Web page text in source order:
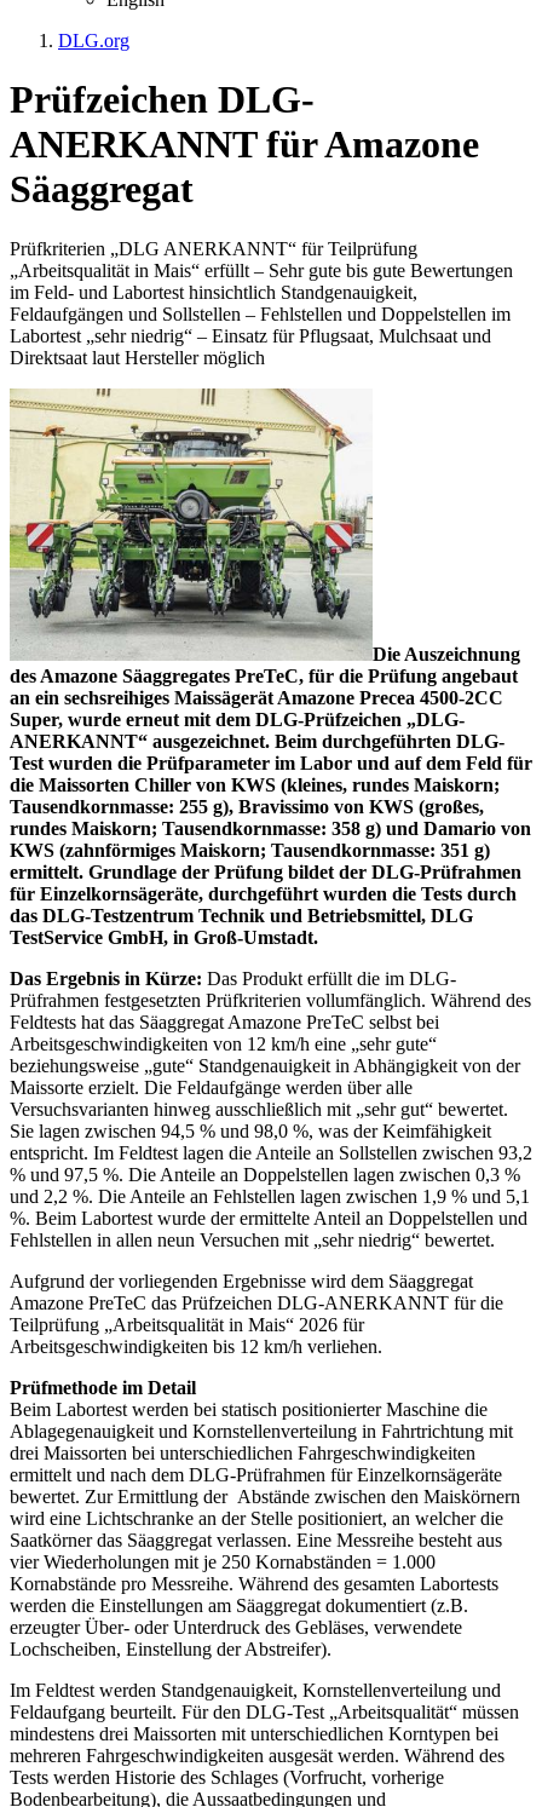
DLG.org
Prüfzeichen DLG-
ANERKANNT für Amazone
Säaggregat
Prüfkriterien „DLG ANERKANNT“ für Teilprüfung
„Arbeitsqualität in Mais“ erfüllt – Sehr gute bis gute Bewertungen
im Feld- und Labortest hinsichtlich Standgenauigkeit,
Feldaufgängen und Sollstellen – Fehlstellen und Doppelstellen im
Labortest „sehr niedrig“ – Einsatz für Pflugsaat, Mulchsaat und
Direktsaat laut Hersteller möglich
Die Auszeichnung
des Amazone Säaggregates PreTeC, für die Prüfung angebaut
an ein sechsreihiges Maissägerät Amazone Precea 4500-2CC
Super, wurde erneut mit dem DLG-Prüfzeichen „DLG-
ANERKANNT“ ausgezeichnet. Beim durchgeführten DLG-
Test wurden die Prüfparameter im Labor und auf dem Feld für
die Maissorten Chiller von KWS (kleines, rundes Maiskorn;
Tausendkornmasse: 255 g), Bravissimo von KWS (großes,
rundes Maiskorn; Tausendkornmasse: 358 g) und Damario von
KWS (zahnförmiges Maiskorn; Tausendkornmasse: 351 g)
ermittelt. Grundlage der Prüfung bildet der DLG-Prüfrahmen
für Einzelkornsägeräte, durchgeführt wurden die Tests durch
das DLG-Testzentrum Technik und Betriebsmittel, DLG
TestService GmbH, in Groß-Umstadt.
Das Ergebnis in Kürze: Das Produkt erfüllt die im DLG-
Prüfrahmen festgesetzten Prüfkriterien vollumfänglich. Während des
Feldtests hat das Säaggregat Amazone PreTeC selbst bei
Arbeitsgeschwindigkeiten von 12 km/h eine „sehr gute“
beziehungsweise „gute“ Standgenauigkeit in Abhängigkeit von der
Maissorte erzielt. Die Feldaufgänge werden über alle
Versuchsvarianten hinweg ausschließlich mit „sehr gut“ bewertet.
Sie lagen zwischen 94,5 % und 98,0 %, was der Keimfähigkeit
entspricht. Im Feldtest lagen die Anteile an Sollstellen zwischen 93,2
% und 97,5 %. Die Anteile an Doppelstellen lagen zwischen 0,3 %
und 2,2 %. Die Anteile an Fehlstellen lagen zwischen 1,9 % und 5,1
%. Beim Labortest wurde der ermittelte Anteil an Doppelstellen und
Fehlstellen in allen neun Versuchen mit „sehr niedrig“ bewertet.
Aufgrund der vorliegenden Ergebnisse wird dem Säaggregat
Amazone PreTeC das Prüfzeichen DLG-ANERKANNT für die
Teilprüfung „Arbeitsqualität in Mais“ 2026 für
Arbeitsgeschwindigkeiten bis 12 km/h verliehen.
Prüfmethode im Detail
Beim Labortest werden bei statisch positionierter Maschine die
Ablagegenauigkeit und Kornstellenverteilung in Fahrtrichtung mit
drei Maissorten bei unterschiedlichen Fahrgeschwindigkeiten
ermittelt und nach dem DLG-Prüfrahmen für Einzelkornsägeräte
bewertet. Zur Ermittlung der Abstände zwischen den Maiskörnern
wird eine Lichtschranke an der Stelle positioniert, an welcher die
Saatkörner das Säaggregat verlassen. Eine Messreihe besteht aus
vier Wiederholungen mit je 250 Kornabständen = 1.000
Kornabstände pro Messreihe. Während des gesamten Labortests
werden die Einstellungen am Säaggregat dokumentiert (z.B.
erzeugter Über- oder Unterdruck des Gebläses, verwendete
Lochscheiben, Einstellung der Abstreifer).
Im Feldtest werden Standgenauigkeit, Kornstellenverteilung und
Feldaufgang beurteilt. Für den DLG-Test „Arbeitsqualität“ müssen
mindestens drei Maissorten mit unterschiedlichen Korntypen bei
mehreren Fahrgeschwindigkeiten ausgesät werden. Während des
Tests werden Historie des Schlages (Vorfrucht, vorherige
Bodenbearbeitung), die Aussaatbedingungen und